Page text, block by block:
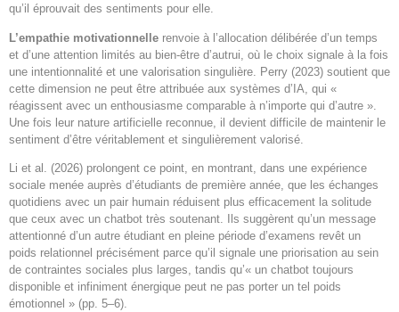
qu’il éprouvait des sentiments pour elle.
L’empathie motivationnelle renvoie à l’allocation délibérée d’un temps
et d’une attention limités au bien-être d’autrui, où le choix signale à la fois
une intentionnalité et une valorisation singulière. Perry (2023) soutient que
cette dimension ne peut être attribuée aux systèmes d’IA, qui «
réagissent avec un enthousiasme comparable à n’importe qui d’autre ».
Une fois leur nature artificielle reconnue, il devient difficile de maintenir le
sentiment d’être véritablement et singulièrement valorisé.
Li et al. (2026) prolongent ce point, en montrant, dans une expérience
sociale menée auprès d’étudiants de première année, que les échanges
quotidiens avec un pair humain réduisent plus efficacement la solitude
que ceux avec un chatbot très soutenant. Ils suggèrent qu’un message
attentionné d’un autre étudiant en pleine période d’examens revêt un
poids relationnel précisément parce qu’il signale une priorisation au sein
de contraintes sociales plus larges, tandis qu’« un chatbot toujours
disponible et infiniment énergique peut ne pas porter un tel poids
émotionnel » (pp. 5–6).